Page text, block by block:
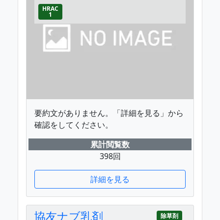
HRAC
1
要約文がありません。「詳細を見る」から
確認をしてください。
累計閲覧数
398回
詳細を見る
協友ナブ乳剤 除草剤